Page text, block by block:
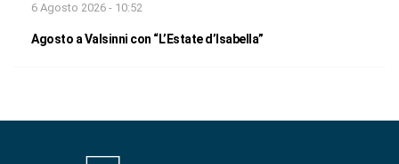
6 Agosto 2026 - 10:52
Agosto a Valsinni con “L’Estate d’Isabella”